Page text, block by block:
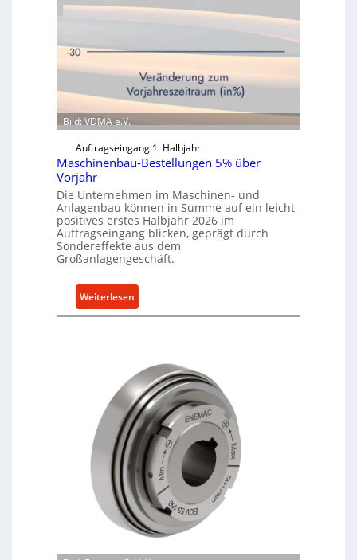
Bild: VDMA e.V.
Auftragseingang 1. Halbjahr
Maschinenbau-Bestellungen 5% über
Vorjahr
Die Unternehmen im Maschinen- und
Anlagenbau können in Summe auf ein leicht
positives erstes Halbjahr 2026 im
Auftragseingang blicken, geprägt durch
Sondereffekte aus dem
Großanlagengeschäft.
Weiterlesen:
M
h
i
n
e
n
b
a
u
-
B